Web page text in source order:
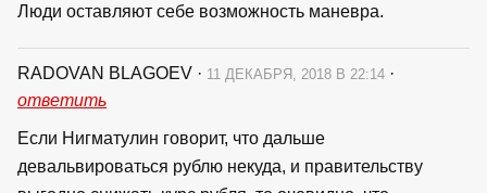
Люди оставляют себе возможность маневра.
RADOVAN BLAGOEV · 11 ДЕКАБРЯ, 2018 В 22:14 ·
ответить
Если Нигматулин говорит, что дальше
девальвироваться рублю некуда, и правительству